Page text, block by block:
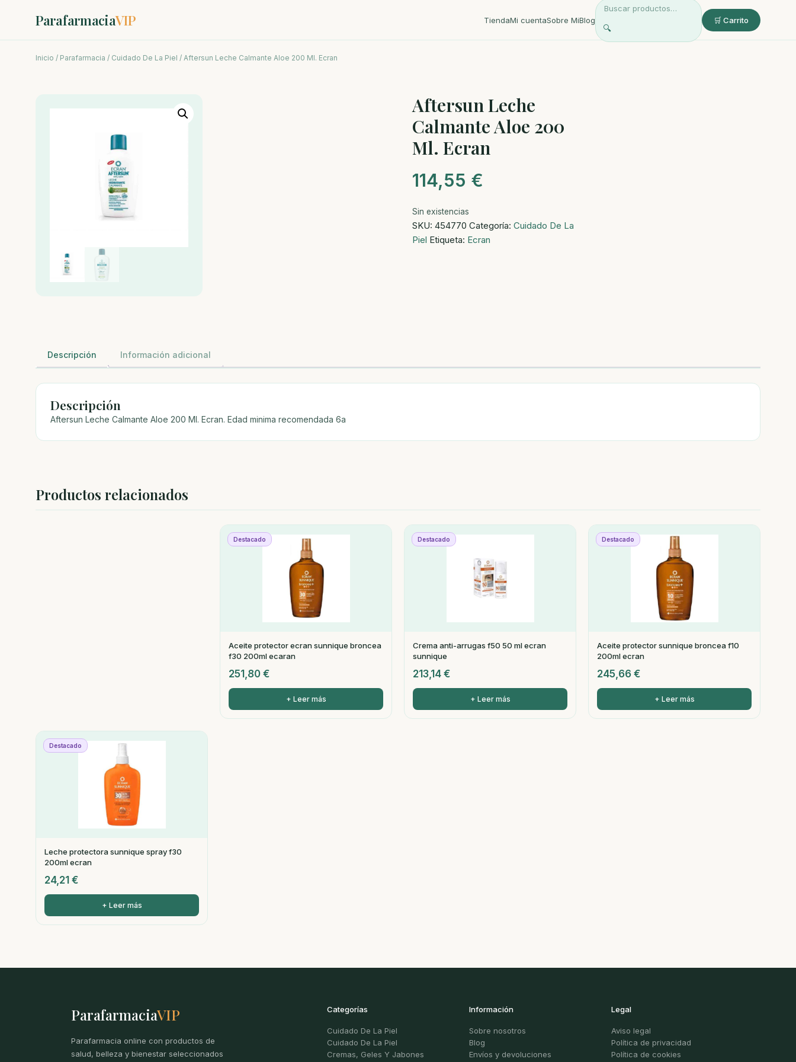
ParafarmaciaVIP TiendaMi cuentaSobre MiBlog
🔍
🛒 Carrito
Inicio / Parafarmacia / Cuidado De La Piel / Aftersun Leche Calmante Aloe 200 Ml. Ecran
Aftersun Leche
Calmante Aloe 200
Ml. Ecran
114,55 €
Sin existencias
SKU: 454770 Categoría: Cuidado De La
Piel Etiqueta: Ecran
Descripción Información adicional
Descripción
Aftersun Leche Calmante Aloe 200 Ml. Ecran. Edad minima recomendada 6a
Productos relacionados
Destacado
Aceite protector ecran sunnique broncea
f30 200ml ecaran
251,80 €
+ Leer más
Destacado
Crema anti-arrugas f50 50 ml ecran
sunnique
213,14 €
+ Leer más
Destacado
Aceite protector sunnique broncea f10
200ml ecran
245,66 €
+ Leer más
Destacado
Leche protectora sunnique spray f30
200ml ecran
24,21 €
+ Leer más
ParafarmaciaVIP
Parafarmacia online con productos de
salud, belleza y bienestar seleccionados
Categorías
Cuidado De La Piel
Cuidado De La Piel
Cremas, Geles Y Jabones
Información
Sobre nosotros
Blog
Envíos y devoluciones
Legal
Aviso legal
Política de privacidad
Política de cookies